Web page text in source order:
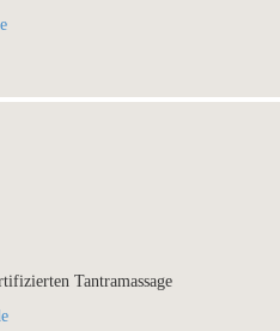
Tantramassage